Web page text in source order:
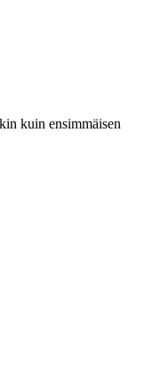
kuin ensimmäisen